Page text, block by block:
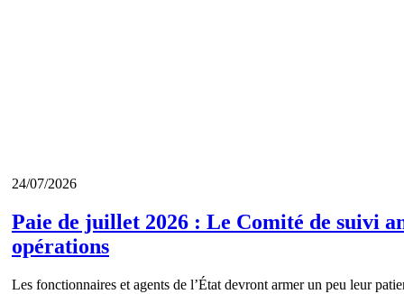
24/07/2026
Paie de juillet 2026 : Le Comité de suivi
opérations
Les fonctionnaires et agents de l’État devront armer un peu leur